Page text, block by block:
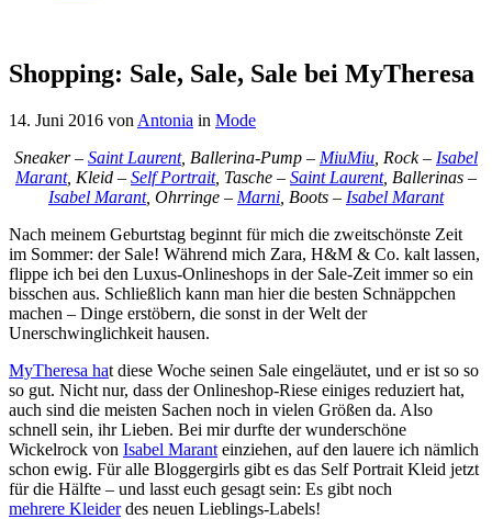
Shopping: Sale, Sale, Sale bei MyTheresa
14. Juni 2016 von Antonia in Mode
Sneaker – Saint Laurent, Ballerina-Pump – MiuMiu , Rock – Isabel
Marant, Kleid – Self Portrait, Tasche – Saint Laurent, Ballerinas –
Isabel Marant, Ohrringe – Marni , Boots – Isabel Marant
Nach meinem Geburtstag beginnt für mich die zweitschönste Zeit
im Sommer: der Sale! Während mich Zara, H&M & Co. kalt lassen,
flippe ich bei den Luxus-Onlineshops in der Sale-Zeit immer so ein
bisschen aus. Schließlich kann man hier die besten Schnäppchen
machen – Dinge erstöbern, die sonst in der Welt der
Unerschwinglichkeit hausen.
MyTheresa hat diese Woche seinen Sale eingeläutet, und er ist so so
so gut. Nicht nur, dass der Onlineshop-Riese einiges reduziert hat,
auch sind die meisten Sachen noch in vielen Größen da. Also
schnell sein, ihr Lieben. Bei mir durfte der wunderschöne
Wickelrock von Isabel Marant einziehen, auf den lauere ich nämlich
schon ewig. Für alle Bloggergirls gibt es das Self Portrait Kleid jetzt
für die Hälfte – und lasst euch gesagt sein: Es gibt noch
mehrere Kleiderdes neuen Lieblings-Labels!